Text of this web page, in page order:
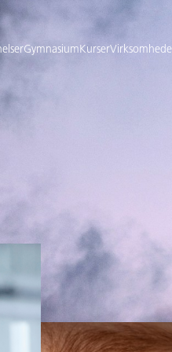
Gymnasium Kurser